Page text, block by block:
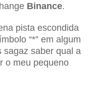
Binance.
pista escondida
“*” em algum
sagaz saber qual a
o meu pequeno